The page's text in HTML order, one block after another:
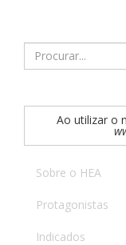
Search
for:
Ao utilizar o
Sobre o HEA
Protagonistas
Indicados